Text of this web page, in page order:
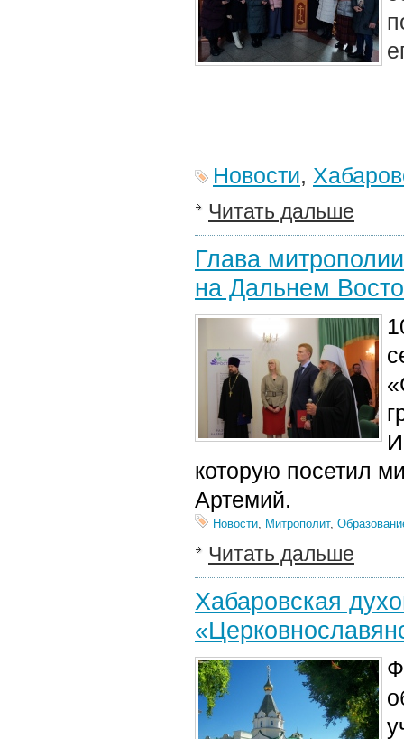
Новости,
Читать дальше
Глава
на Дальнем
которую посетил
Артемий.
Новости, Митрополит,
Читать дальше
Хабаровская